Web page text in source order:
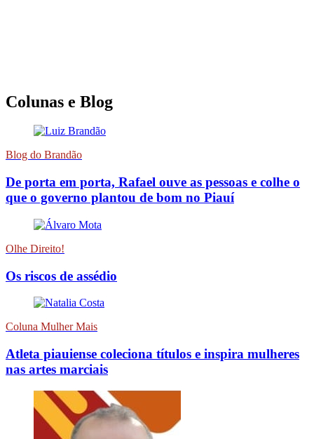
Colunas e Blog
Blog do Brandão
De porta em porta, Rafael ouve as pessoas e colhe o
que o governo plantou de bom no Piauí
Olhe Direito!
Os riscos de assédio
Coluna Mulher Mais
Atleta piauiense coleciona títulos e inspira mulheres
nas artes marciais